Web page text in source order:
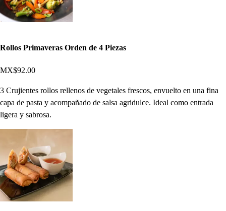
Rollos Primaveras Orden de 4 Piezas
MX$92.00
3 Crujientes rollos rellenos de vegetales frescos, envuelto en una fina
capa de pasta y acompañado de salsa agridulce. Ideal como entrada
ligera y sabrosa.